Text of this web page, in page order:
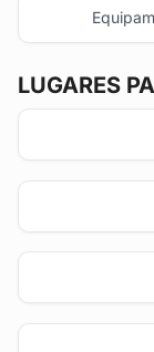
LUGARES